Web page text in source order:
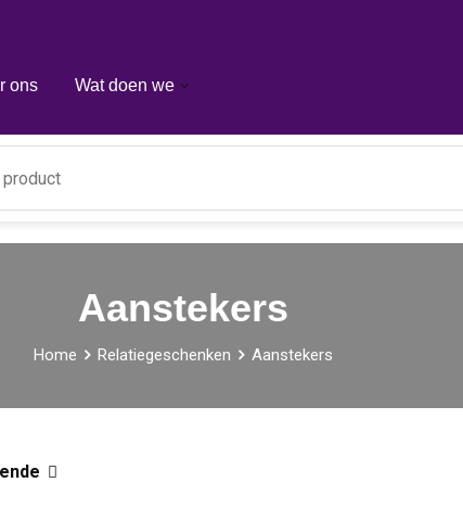
ons Wat doen we
Aanstekers
Home Relatiegeschenken Aanstekers